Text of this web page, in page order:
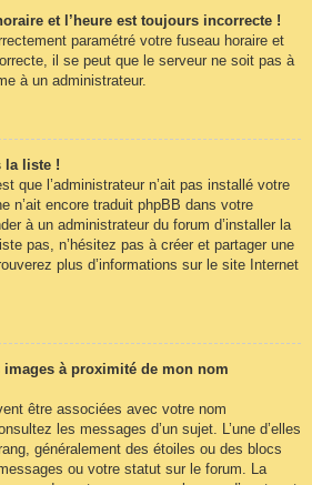
et l’heure est toujours incorrecte !
paramétré votre fuseau horaire et
il se peut que le serveur ne soit pas à
à un administrateur.
la liste !
que l’administrateur n’ait pas installé votre
n’ait encore traduit phpBB dans votre
à un administrateur du forum d’installer la
pas, n’hésitez pas à créer et partager une
plus d’informations sur le site Internet
à proximité de mon nom
être associées avec votre nom
les messages d’un sujet. L’une d’elles
généralement des étoiles ou des blocs
ou votre statut sur le forum. La